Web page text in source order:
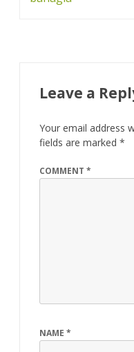
Leave a
Your email address
fields are marked *
COMMENT *
NAME *